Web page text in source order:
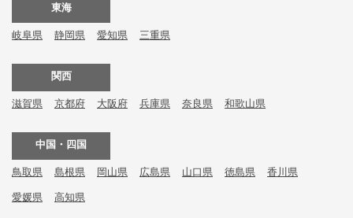
東海
岐阜県 静岡県 愛知県 三重県
関西
滋賀県 京都府 大阪府 兵庫県 奈良県 和歌山県
中国・四国
鳥取県 島根県 岡山県 広島県 山口県 徳島県 香川県
愛媛県 高知県